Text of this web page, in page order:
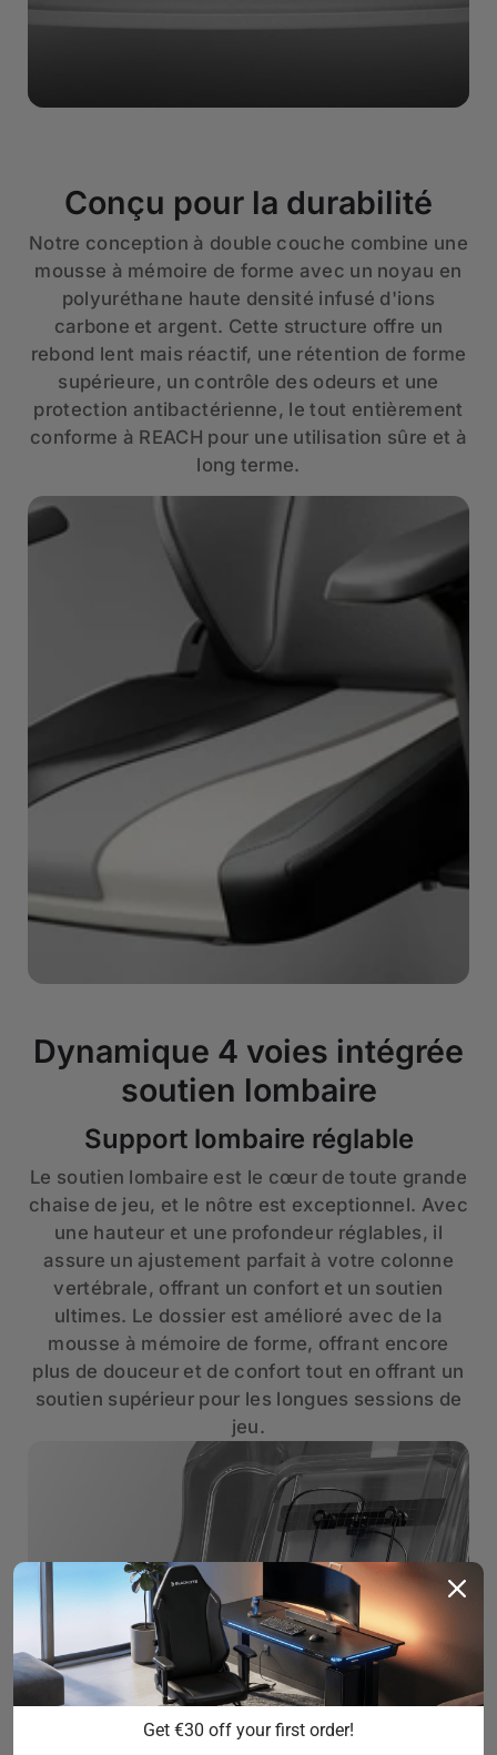
Conçu pour la durabilité
Notre conception à double couche combine une
mousse à mémoire de forme avec un noyau en
polyuréthane haute densité infusé d'ions
carbone et argent. Cette structure offre un
rebond lent mais réactif, une rétention de forme
supérieure, un contrôle des odeurs et une
protection antibactérienne, le tout entièrement
conforme à REACH pour une utilisation sûre et à
long terme.
Dynamique 4 voies intégrée
soutien lombaire
Support lombaire réglable
Le soutien lombaire est le cœur de toute grande
chaise de jeu, et le nôtre est exceptionnel. Avec
une hauteur et une profondeur réglables, il
assure un ajustement parfait à votre colonne
vertébrale, offrant un confort et un soutien
ultimes. Le dossier est amélioré avec de la
mousse à mémoire de forme, offrant encore
plus de douceur et de confort tout en offrant un
soutien supérieur pour les longues sessions de
jeu.
Get €30 off your first order!